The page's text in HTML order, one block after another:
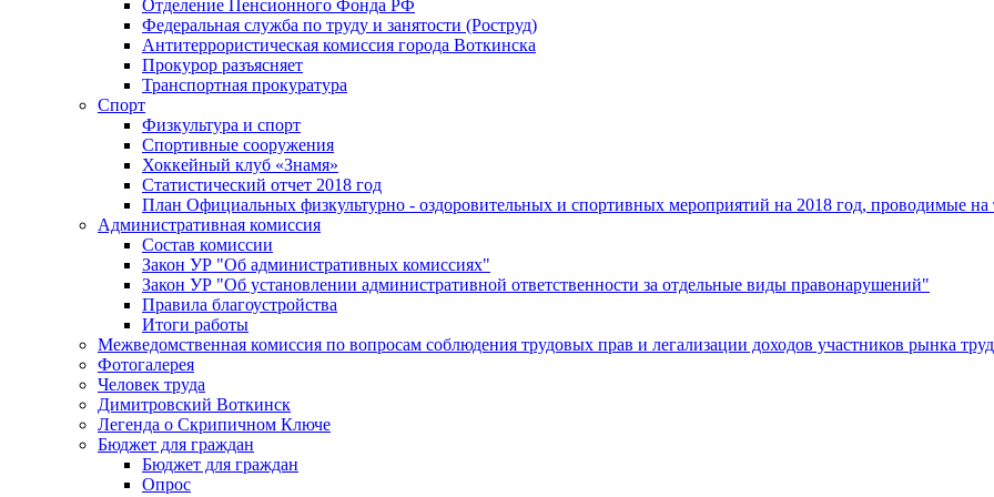
Отделение Пенсионного Фонда РФ
Федеральная служба по труду и занятости (Роструд)
Антитеррористическая комиссия города Воткинска
Прокурор разъясняет
Транспортная прокуратура
Спорт
Физкультура и спорт
Спортивные сооружения
Хоккейный клуб «Знамя»
Статистический отчет 2018 год
План Официальных физкультурно - оздоровительных и спортивных мероприятий на 2018 год, проводимые
Административная комиссия
Состав комиссии
Закон УР "Об административных комиссиях"
Закон УР "Об установлении административной ответственности за отдельные виды правонарушений"
Правила благоустройства
Итоги работы
Межведомственная комиссия по вопросам соблюдения трудовых прав и легализации доходов участников рынка
Фотогалерея
Человек труда
Димитровский Воткинск
Легенда о Скрипичном Ключе
Бюджет для граждан
Бюджет для граждан
Опрос